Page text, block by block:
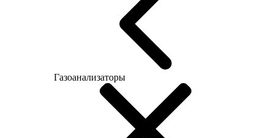
Газоанализаторы